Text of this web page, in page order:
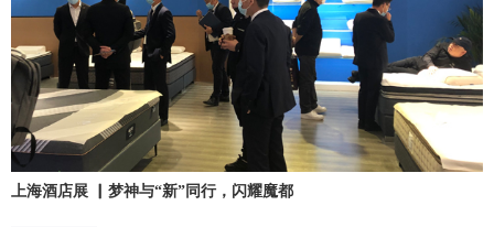
上海酒店展 ▏梦神与“新”同行，闪耀魔都